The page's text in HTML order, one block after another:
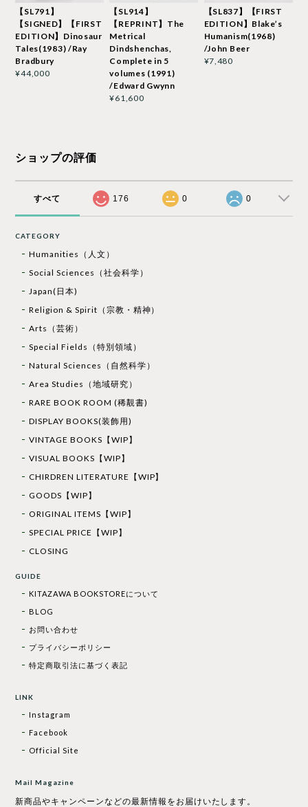
【SL791】
【SIGNED】【FIRST
EDITION】Dinosaur
Tales(1983) /Ray
Bradbury
¥44,000
【SL914】
【REPRINT】The
Metrical
Dindshenchas,
Complete in 5
volumes (1991)
/Edward Gwynn
¥61,600
【SL837】【FIRST
EDITION】Blake’s
Humanism(1968)
/John Beer
¥7,480
ショップの評価
すべて 176 0 0
CATEGORY
Humanities（人文）
Social Sciences（社会科学）
Japan(日本)
Religion & Spirit（宗教・精神）
Arts（芸術）
Special Fields（特別領域）
Natural Sciences（自然科学）
Area Studies（地域研究）
RARE BOOK ROOM (稀覯書)
DISPLAY BOOKS(装飾用)
VINTAGE BOOKS【WIP】
VISUAL BOOKS【WIP】
CHIRDREN LITERATURE【WIP】
GOODS【WIP】
ORIGINAL ITEMS【WIP】
SPECIAL PRICE【WIP】
CLOSING
GUIDE
KITAZAWA BOOKSTOREについて
BLOG
お問い合わせ
プライバシーポリシー
特定商取引法に基づく表記
LINK
Instagram
Facebook
Official Site
Mail Magazine
新商品やキャンペーンなどの最新情報をお届けいたします。